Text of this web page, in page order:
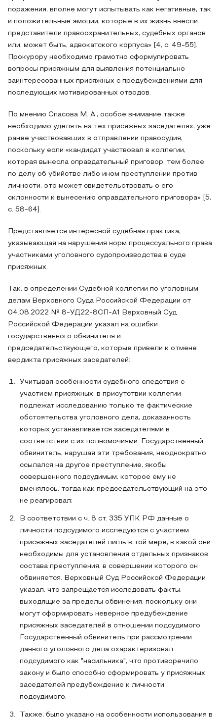
поражения, вполне могут испытывать как негативные, так
и положительные эмоции, которые в их жизнь внесли
представители правоохранительных, судебных органов
или, может быть, адвокатского корпуса» [4, с. 49-55].
Прокурору необходимо грамотно сформулировать
вопросы присяжным для выявления потенциально
заинтересованных присяжных с предубеждениями для
последующих мотивированных отводов.
По мнению Спасова М. А., особое внимание также
необходимо уделять на тех присяжных заседателях, уже
ранее участвовавших в отправлении правосудия,
поскольку если «кандидат участвовал в коллегии,
которая вынесла оправдательный приговор, тем более
по делу об убийстве либо ином преступлении против
личности, это может свидетельствовать о его
склонности к вынесению оправдательного приговора» [5,
с. 58-64].
Представляется интересной судебная практика,
указывающая на нарушения норм процессуального права
участниками уголовного судопроизводства в суде
присяжных.
Так, в определении Судебной коллегии по уголовным
делам Верховного Суда Российской Федерации от
04.08.2022 № 8-УД22-8СП-А1 Верховный Суд
Российской Федерации указал на ошибки
государственного обвинителя и
председательствующего, которые привели к отмене
вердикта присяжных заседателей:
Учитывая особенности судебного следствия с
участием присяжных, в присутствии коллегии
подлежат исследованию только те фактические
обстоятельства уголовного дела, доказанность
которых устанавливается заседателями в
соответствии с их полномочиями. Государственный
обвинитель, нарушая эти требования, неоднократно
ссылался на другое преступление, якобы
совершенного подсудимым, которое ему не
вменялось, тогда как председательствующий на это
не реагировал;
В соответствии с ч. 8 ст. 335 УПК РФ данные о
личности подсудимого исследуются с участием
присяжных заседателей лишь в той мере, в какой они
необходимы для установления отдельных признаков
состава преступления, в совершении которого он
обвиняется. Верховный Суд Российской Федерации
указал, что запрещается исследовать факты,
выходящие за пределы обвинения, поскольку они
могут сформировать неверное предубеждение
присяжных заседателей в отношении подсудимого.
Государственный обвинитель при рассмотрении
данного уголовного дела охарактеризовал
подсудимого как "насильника", что противоречило
закону и было способно сформировать у присяжных
заседателей предубеждение к личности
подсудимого.
Также, было указано на особенности использования в